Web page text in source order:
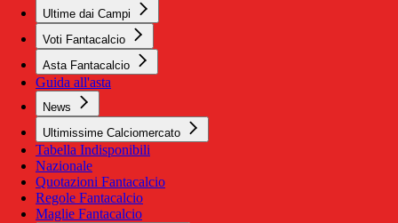
Ultime dai Campi
Voti Fantacalcio
Asta Fantacalcio
Guida all'asta
News
Ultimissime Calciomercato
Tabella Indisponibili
Nazionale
Quotazioni Fantacalcio
Regole Fantacalcio
Maglie Fantacalcio